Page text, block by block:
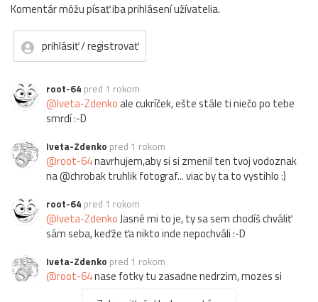
Komentár môžu písať iba prihlásení užívatelia.
prihlásiť / registrovať
root-64 pred 1 rokom
@Iveta-Zdenko ale cukríček, ešte stále ti niečo po tebe
smrdí :-D
Iveta-Zdenko pred 1 rokom
@root-64navrhujem,aby si si zmenil ten tvoj vodoznak
na @chrobak truhlik fotograf... viac by ta to vystihlo :)
root-64 pred 1 rokom
@Iveta-ZdenkoJasné mi to je, ty sa sem chodíš chváliť
sám seba, keďže ťa nikto inde nepochváli :-D
Iveta-Zdenko pred 1 rokom
@root-64nase fotky tu zasadne nedrzim, mozes si